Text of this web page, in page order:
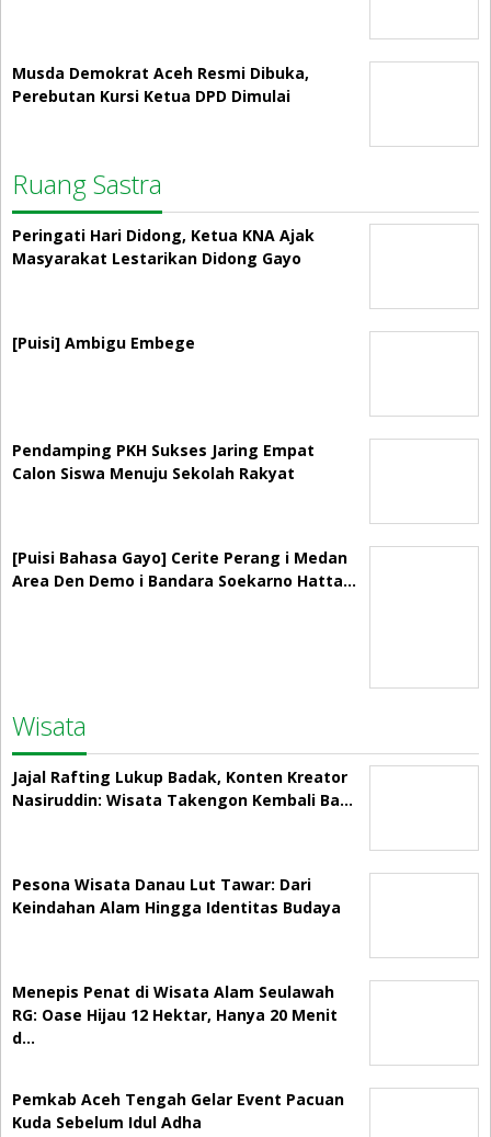
Musda Demokrat Aceh Resmi Dibuka,
Perebutan Kursi Ketua DPD Dimulai
Ruang Sastra
Peringati Hari Didong, Ketua KNA Ajak
Masyarakat Lestarikan Didong Gayo
[Puisi] Ambigu Embege
Pendamping PKH Sukses Jaring Empat
Calon Siswa Menuju Sekolah Rakyat
[Puisi Bahasa Gayo] Cerite Perang i Medan
Area Den Demo i Bandara Soekarno Hatta…
Wisata
Jajal Rafting Lukup Badak, Konten Kreator
Nasiruddin: Wisata Takengon Kembali Ba…
Pesona Wisata Danau Lut Tawar: Dari
Keindahan Alam Hingga Identitas Budaya
Menepis Penat di Wisata Alam Seulawah
RG: Oase Hijau 12 Hektar, Hanya 20 Menit
d…
Pemkab Aceh Tengah Gelar Event Pacuan
Kuda Sebelum Idul Adha